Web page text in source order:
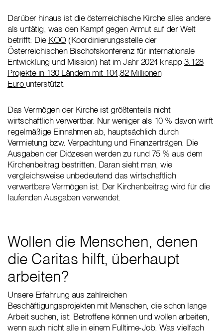
Darüber hinaus ist die österreichische Kirche alles andere
als untätig, was den Kampf gegen Armut auf der Welt
betrifft: Die KOO(Koordinierungsstelle der
Österreichischen Bischofskonferenz für internationale
Entwicklung und Mission) hat im Jahr 2024 knapp3.128
Projekte in 130 Ländern mit 104,82 Millionen
Euro unterstützt.
Das Vermögen der Kirche ist größtenteils nicht
wirtschaftlich verwertbar. Nur weniger als 10 % davon wirft
regelmäßige Einnahmen ab, hauptsächlich durch
Vermietung bzw. Verpachtung und Finanzerträgen. Die
Ausgaben der Diözesen werden zu rund 75 % aus dem
Kirchenbeitrag bestritten. Daran sieht man, wie
vergleichsweise unbedeutend das wirtschaftlich
verwertbare Vermögen ist. Der Kirchenbeitrag wird für die
laufenden Ausgaben verwendet.
Wollen die Menschen, denen
die Caritas hilft, überhaupt
arbeiten?
Unsere Erfahrung aus zahlreichen
Beschäftigungsprojekten mit Menschen, die schon lange
Arbeit suchen, ist: Betroffene können und wollen arbeiten,
wenn auch nicht alle in einem Fulltime-Job. Was vielfach